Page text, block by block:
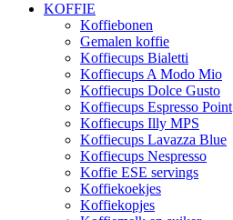
KOFFIE
Koffiebonen
Gemalen koffie
Koffiecups Bialetti
Koffiecups A Modo Mio
Koffiecups Dolce Gusto
Koffiecups Espresso Point
Koffiecups Illy MPS
Koffiecups Lavazza Blue
Koffiecups Nespresso
Koffie ESE servings
Koffiekoekjes
Koffiekopjes